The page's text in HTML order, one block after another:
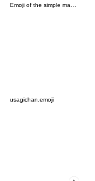
Emoji of the simple man usable anytime
usagichan.emoji